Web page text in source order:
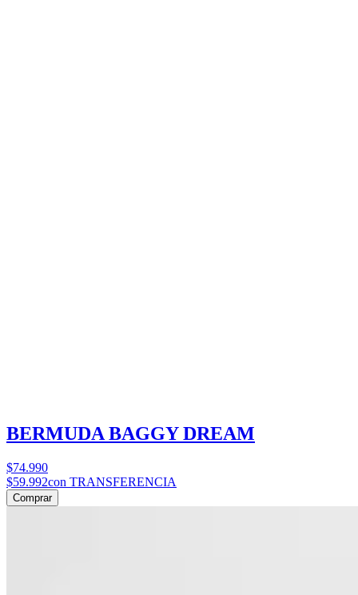
BERMUDA BAGGY DREAM
$74.990
$59.992con TRANSFERENCIA
Comprar